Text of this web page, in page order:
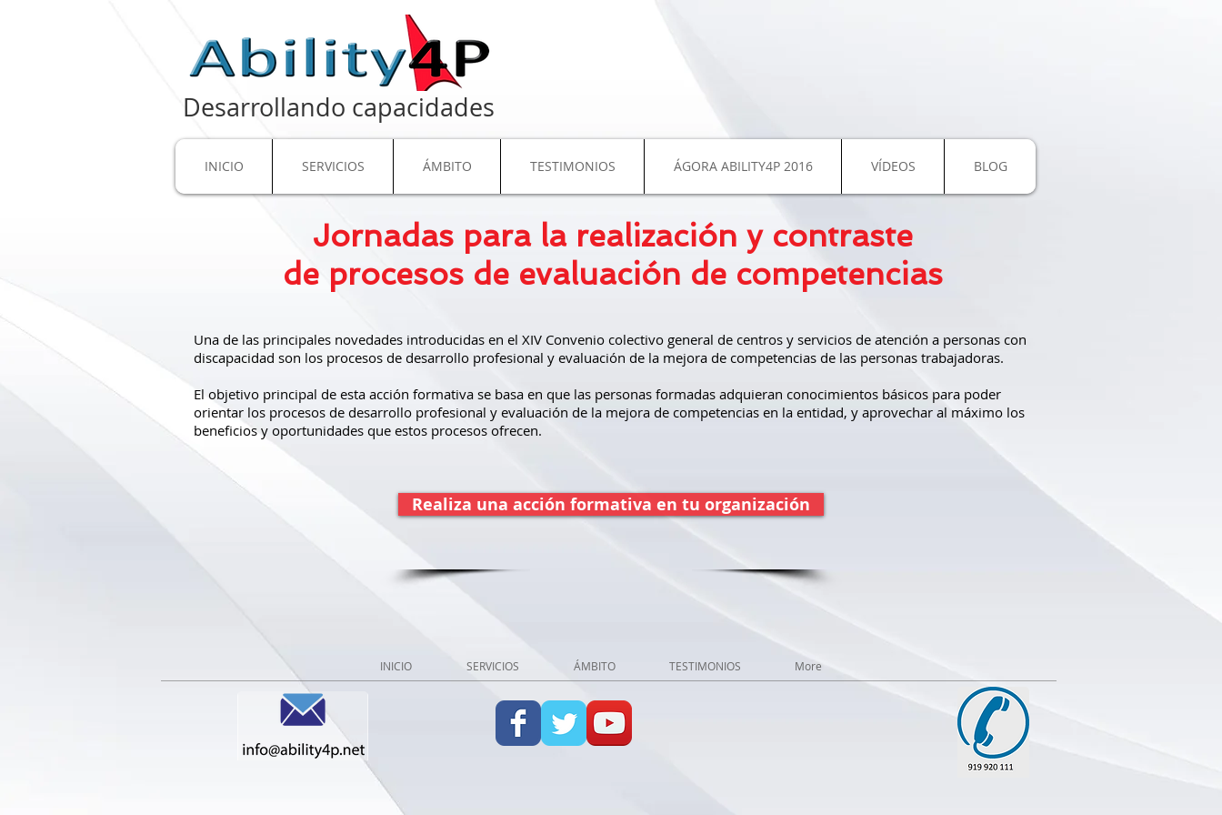
Desarrollando capacidades
INICIO SERVICIOS ÁMBITO TESTIMONIOS ÁGORA ABILITY4P 2016 VÍDEOS BLOG
Una de las principales novedades introducidas en el XIV Convenio colectivo general de centros y servicios de atención a personas con
discapacidad son los procesos de desarrollo profesional y evaluación de la mejora de competencias de las personas trabajadoras.
El objetivo principal de esta acción formativa se basa en que las personas formadas adquieran conocimientos básicos para poder
orientar los procesos de desarrollo profesional y evaluación de la mejora de competencias en la entidad, y aprovechar al máximo los
beneficios y oportunidades que estos procesos ofrecen. ​
Jornadas para la realización y contraste
de procesos de evaluación de competencias
Realiza una acción formativa en tu organización
INICIO SERVICIOS ÁMBITO TESTIMONIOS More